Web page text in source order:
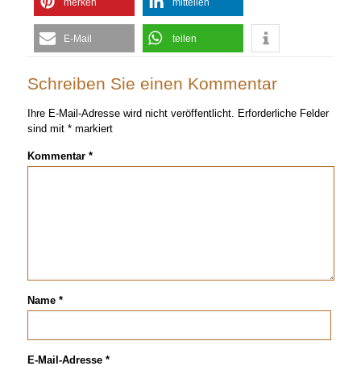
merken mitteilen
E-Mail teilen
Schreiben Sie einen Kommentar
Ihre E-Mail-Adresse wird nicht veröffentlicht. Erforderliche Felder
sind mit *markiert
Kommentar *
Name *
E-Mail-Adresse *